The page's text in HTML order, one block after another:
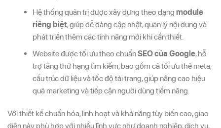
Hệ thống quản trị được xây dựng theo dạng module
riêng biệt, giúp dễ dàng cập nhật, quản lý nội dung và
phát triển thêm các tính năng mới khi cần thiết.
Website được tối ưu theo chuẩnSEO của Google, hỗ
trợ tăng thứ hạng tìm kiếm, bao gồm cả tối ưu thẻ meta,
cấu trúc dữ liệu và tốc độ tải trang, giúp nâng cao hiệu
quả marketing và tiếp cận người dùng tiềm năng.
Với thiết kế chuẩn hóa, linh hoạt và khả năng tùy biến cao, giao
diện này phù hợp với nhiều lĩnh vực như doanh nghiệp, dịch vụ,